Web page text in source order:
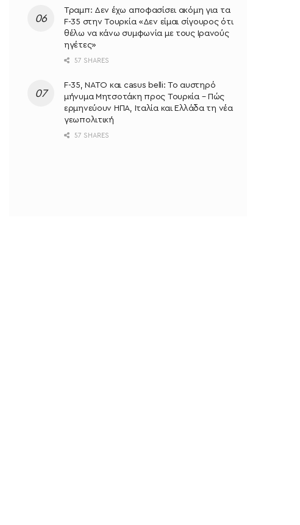
Τραμπ: Δεν έχω αποφασίσει ακόμη για τα
F-35 στην Τουρκία «Δεν είμαι σίγουρος ότι
θέλω να κάνω συμφωνία με τους Ιρανούς
ηγέτες»
57 SHARES
F-35, ΝΑΤΟ και casus belli: Το αυστηρό
μήνυμα Μητσοτάκη προς Τουρκία – Πώς
ερμηνεύουν ΗΠΑ, Ιταλία και Ελλάδα τη νέα
γεωπολιτική
57 SHARES